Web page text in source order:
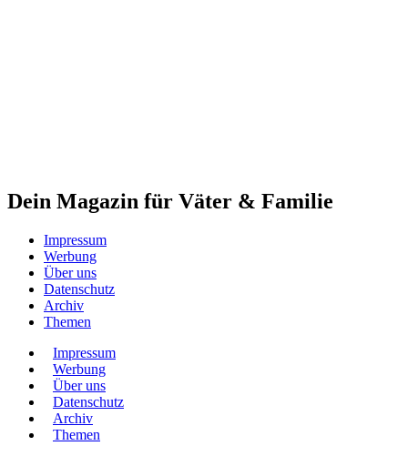
Dein Magazin für Väter & Familie
Impressum
Werbung
Über uns
Datenschutz
Archiv
Themen
Impressum
Werbung
Über uns
Datenschutz
Archiv
Themen